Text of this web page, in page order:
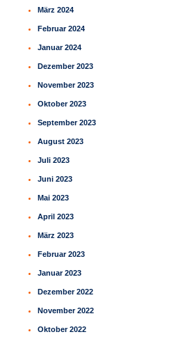
März 2024
Februar 2024
Januar 2024
Dezember 2023
November 2023
Oktober 2023
September 2023
August 2023
Juli 2023
Juni 2023
Mai 2023
April 2023
März 2023
Februar 2023
Januar 2023
Dezember 2022
November 2022
Oktober 2022